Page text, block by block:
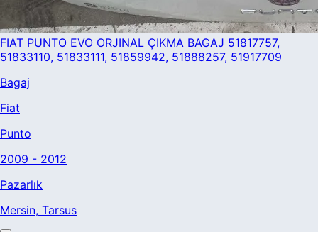
FIAT PUNTO EVO ORJINAL ÇIKMA BAGAJ 51817757,
51833110, 51833111, 51859942, 51888257, 51917709
Bagaj
Fiat
Punto
2009 - 2012
Pazarlık
Mersin, Tarsus